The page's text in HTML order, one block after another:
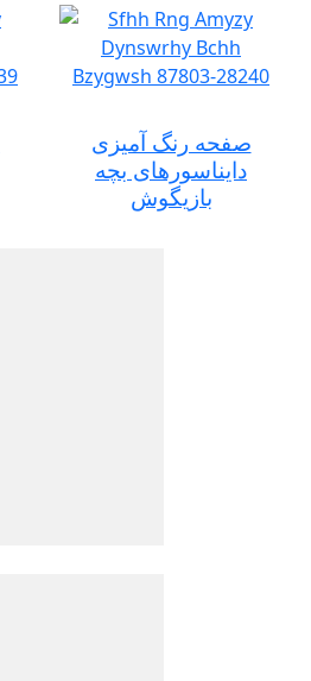
صفحه رنگ آمیزی
دایناسورهای بچه
بازیگوش